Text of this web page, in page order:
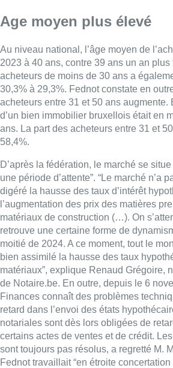
Age moyen plus élevé
Au niveau national, l’âge moyen de
2023 à 40 ans, contre 39 ans un an plus
acheteurs de moins de 30 ans a
30,3% à 29,3%. Fednot constate en
acheteurs entre 31 et 50 ans augmente.
d’un bien immobilier bruxellois était en
ans. La part des acheteurs entre 31 et
58,4%.
D’après la fédération, le marché se
une période d’attente”. “Le marché n’a
digéré la hausse des taux d’intérêt
l’augmentation des prix des matières
matériaux de construction (…). On
retrouve une certaine forme de
moitié de 2024. A ce moment, tout le
bien assimilé la hausse des taux
matériaux”, explique Renaud Grégoire,
de Notaire.be. En outre, depuis le 6
Finances connaît des problèmes
retard dans l’envoi des états
notariales sont dès lors obligées de
certains actes de ventes et de crédit.
sont toujours pas résolus, a regretté M.
Fednot travaillait “en étroite